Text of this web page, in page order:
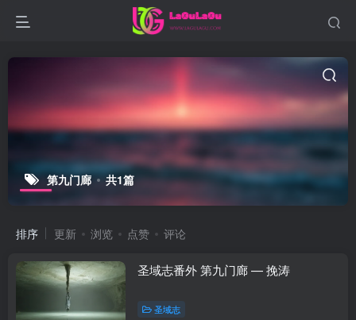
第九门廊 共1篇
排序 更新 浏览 点赞 评论
圣域志番外 第九门廊 — 挽涛
圣域志